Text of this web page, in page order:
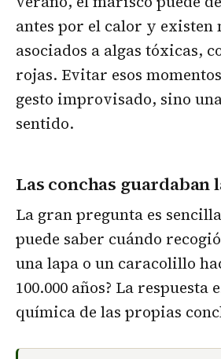
antes por el calor y existen
asociados a algas tóxicas,
rojas. Evitar esos
gesto improvisado, sino
sentido.
Las conchas guardaban
La gran pregunta es
puede saber cuándo
una lapa o un caracolillo
100.000 años? La respuesta
química de las propias